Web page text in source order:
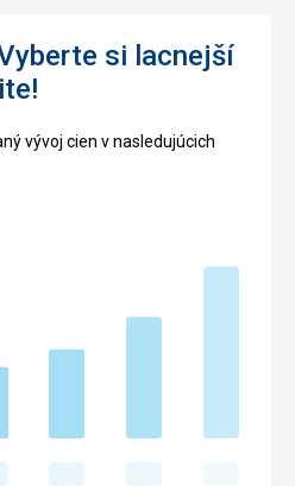
si lacnejší
vývoj cien v nasledujúcich